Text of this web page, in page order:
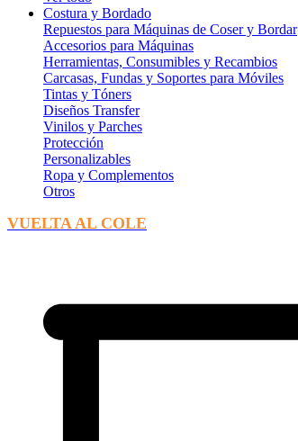
Costura y Bordado
Repuestos para Máquinas de Coser y Bordar
Accesorios para Máquinas
Herramientas, Consumibles y Recambios
Carcasas, Fundas y Soportes para Móviles
Tintas y Tóners
Diseños Transfer
Vinilos y Parches
Protección
Personalizables
Ropa y Complementos
Otros
VUELTA AL COLE